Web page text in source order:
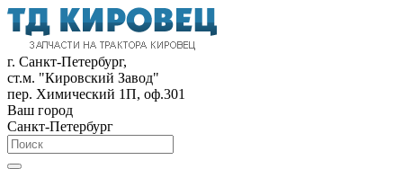
г. Санкт-Петербург,
ст.м. "Кировский Завод"
пер. Химический 1П, оф.301
Ваш город
Санкт-Петербург